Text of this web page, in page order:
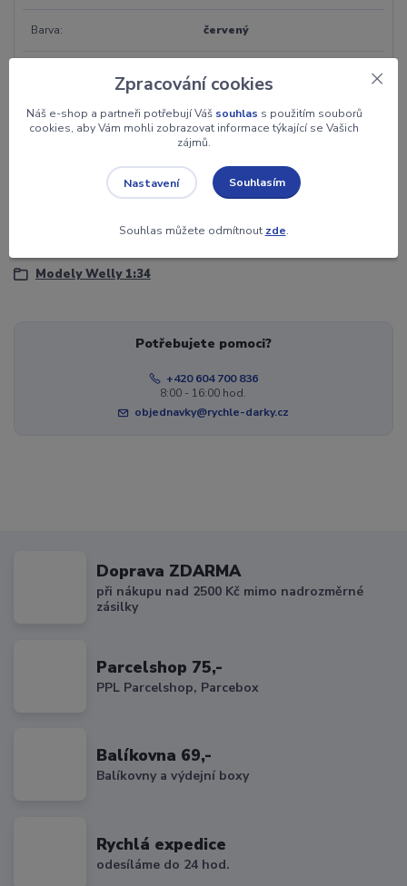
Barva červený
Jednotka ks
Modely Welly 1:34
Potřebujete pomoci?
+420 604 700 836
8:00 - 16:00 hod.
objednavky@rychle-darky.cz
Doprava ZDARMA
při nákupu nad 2500 Kč mimo nadrozměrné
zásilky
Parcelshop 75,-
PPL Parcelshop, Parcebox
Balíkovna 69,-
Balíkovny a výdejní boxy
Rychlá expedice
odesíláme do 24 hod.
Zpracování cookies
Náš e-shop a partneři potřebují Váš souhlas s použitím souborů
cookies, aby Vám mohli zobrazovat informace týkající se Vašich
zájmů.
Nastavení Souhlasím
Souhlas můžete odmítnout zde.